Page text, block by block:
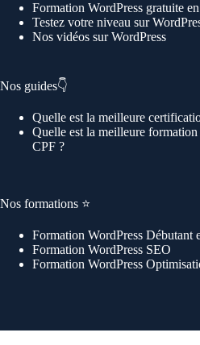
Formation WordPress gratuite
Testez votre niveau sur
Nos vidéos sur WordPress
Nos guides👇
Quelle est la meilleure
Quelle est la meilleure
CPF ?
Nos formations ⭐️
Formation WordPress Débutant
Formation WordPress SEO
Formation WordPress